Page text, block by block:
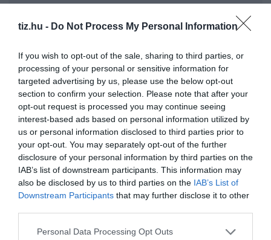
tiz.hu - Do Not Process My Personal Information
If you wish to opt-out of the sale, sharing to third parties, or
processing of your personal or sensitive information for
targeted advertising by us, please use the below opt-out
section to confirm your selection. Please note that after your
opt-out request is processed you may continue seeing
interest-based ads based on personal information utilized by
us or personal information disclosed to third parties prior to
your opt-out. You may separately opt-out of the further
disclosure of your personal information by third parties on the
IAB’s list of downstream participants. This information may
also be disclosed by us to third parties on the IAB’s List of
Downstream Participants that may further disclose it to other
Personal Data Processing Opt Outs
Mindemellett a hitelhez bizonyos banki elvárások is
tartoznak, ami azt jelenti, hogy a jogszabályi
feltételeknél a pénzintézetek jóval szigorúbbak is
lehetnek. Például több helyen magasabb az